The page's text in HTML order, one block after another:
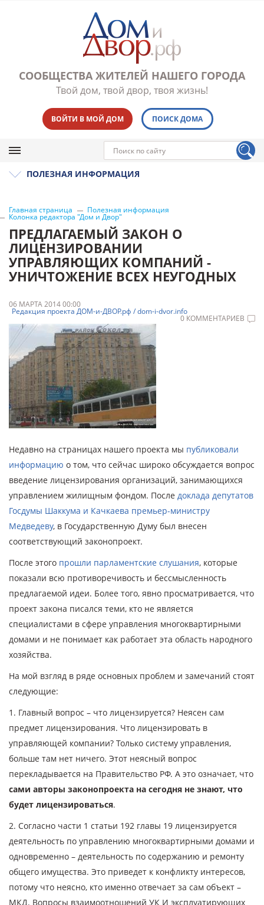
СООБЩЕСТВА ЖИТЕЛЕЙ НАШЕГО ГОРОДА
Твой дом, твой двор, твоя жизнь!
ВОЙТИ В МОЙ ДОМ ПОИСК ДОМА
ПОЛЕЗНАЯ ИНФОРМАЦИЯ
Главная страница Полезная информация
Колонка редактора "Дом и Двор"
ПРЕДЛАГАЕМЫЙ ЗАКОН О
ЛИЦЕНЗИРОВАНИИ
УПРАВЛЯЮЩИХ КОМПАНИЙ -
УНИЧТОЖЕНИЕ ВСЕХ НЕУГОДНЫХ
06 МАРТА 2014 00:00
Редакция проекта ДОМ-и-ДВОР.рф / dom-i-dvor.info
0 КОММЕНТАРИЕВ
Недавно на страницах нашего проекта мы публиковали
информацию о том, что сейчас широко обсуждается вопрос
введение лицензирования организаций, занимающихся
управлением жилищным фондом. После доклада депутатов
Госдумы Шаккума и Качкаева премьер-министру
Медведеву, в Государственную Думу был внесен
соответствующий законопроект.
После этого прошли парламентские слушания, которые
показали всю противоречивость и бессмысленность
предлагаемой идеи. Более того, явно просматривается, что
проект закона писался теми, кто не является
специалистами в сфере управления многоквартирными
домами и не понимает как работает эта область народного
хозяйства.
На мой взгляд в ряде основных проблем и замечаний стоят
следующие:
1. Главный вопрос – что лицензируется? Неясен сам
предмет лицензирования. Что лицензировать в
управляющей компании? Только систему управления,
больше там нет ничего. Этот неясный вопрос
перекладывается на Правительство РФ. А это означает, что
сами авторы законопроекта на сегодня не знают, что
будет лицензироваться.
2. Согласно части 1 статьи 192 главы 19 лицензируется
деятельность по управлению многоквартирными домами и
одновременно – деятельность по содержанию и ремонту
общего имущества. Это приведет к конфликту интересов,
потому что неясно, кто именно отвечает за сам объект –
МКД. Вопросы взаимоотношений УК И эксплуатирующих